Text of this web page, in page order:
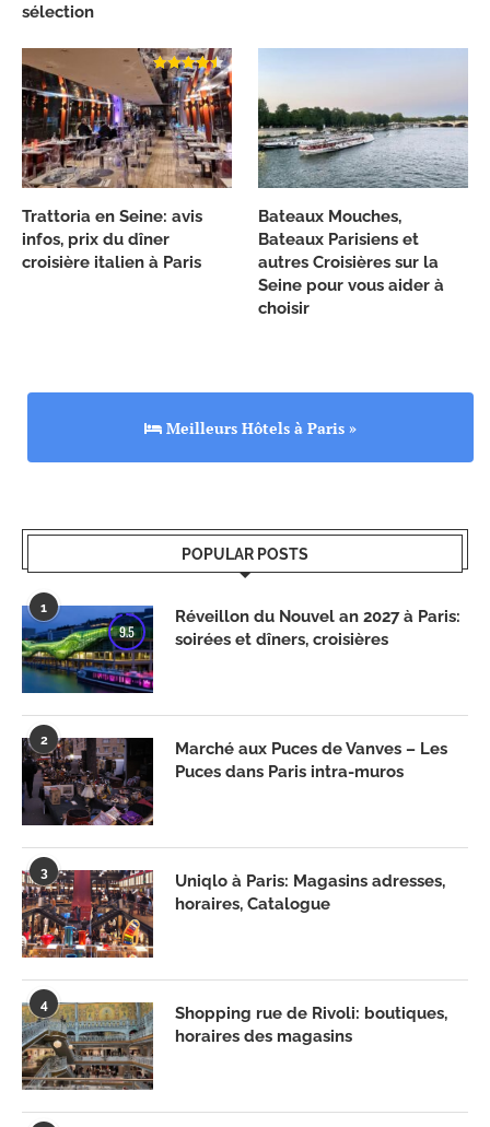
sélection
Trattoria en Seine: avis
infos, prix du dîner
croisière italien à Paris
Bateaux Mouches,
Bateaux Parisiens et
autres Croisières sur la
Seine pour vous aider à
choisir
Meilleurs Hôtels à Paris »
POPULAR POSTS
1
9.5
Réveillon du Nouvel an 2027 à Paris:
soirées et dîners, croisières
2
Marché aux Puces de Vanves – Les
Puces dans Paris intra-muros
3
Uniqlo à Paris: Magasins adresses,
horaires, Catalogue
4
Shopping rue de Rivoli: boutiques,
horaires des magasins